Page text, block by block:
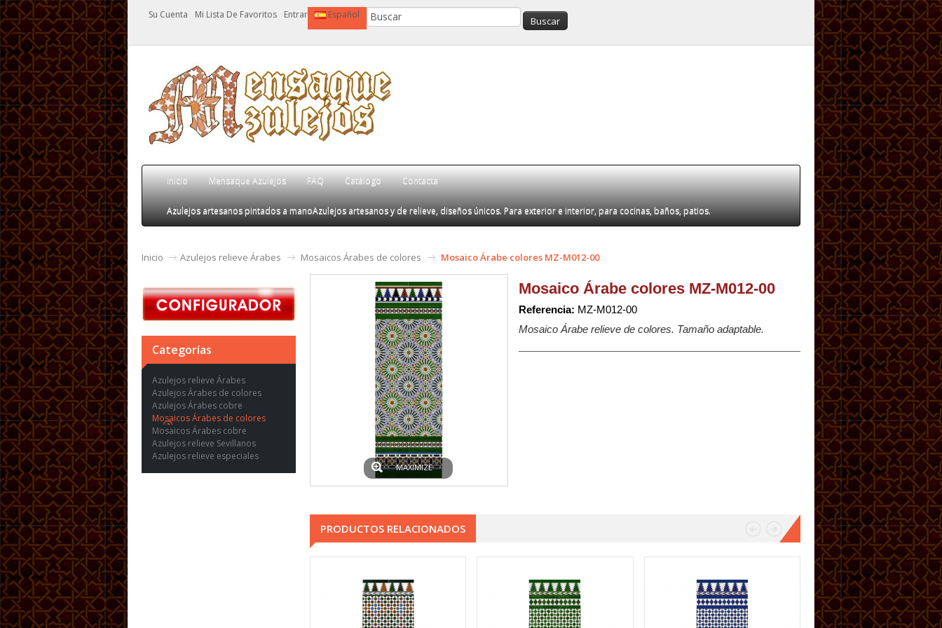
Su Cuenta Mi Lista De Favoritos Entrar Español
Inicio Mensaque Azulejos FAQ Catálogo Contacta
Azulejos artesanos pintados a manoAzulejos artesanos y de relieve, diseños únicos. Para exterior e interior, para cocinas, baños, patios.
Inicio Azulejos relieve Árabes Mosaicos Árabes de colores Mosaico Árabe colores MZ-M012-00
Categorías
Azulejos relieve Árabes
Azulejos Árabes de colores
Azulejos Árabes cobre
Mosaicos Árabes de colores
Mosaicos Árabes cobre
Azulejos relieve Sevillanos
Azulejos relieve especiales
MAXIMIZE
Mosaico Árabe colores MZ-M012-00
Referencia: MZ-M012-00
Mosaico Árabe relieve de colores. Tamaño adaptable.
PRODUCTOS RELACIONADOS